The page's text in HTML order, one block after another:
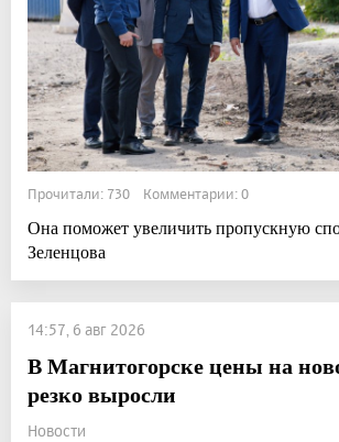
Прочитали: 730 Комментарии: 0
Она поможет увеличить пропускную
Зеленцова
14:57, 6 авг 2026
В Магнитогорске цены на
резко выросли
Новости